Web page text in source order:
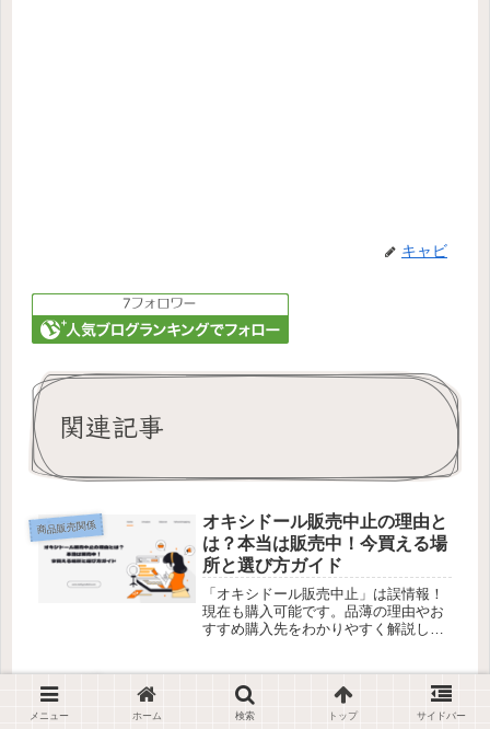
キャビ
関連記事
商品販売関係
オキシドール販売中止の理由と
は？本当は販売中！今買える場
所と選び方ガイド
「オキシドール販売中止」は誤情報！
現在も購入可能です。品薄の理由やお
すすめ購入先をわかりやすく解説しま
商品販売関係
オルビス オフクリーム どこで
売ってる？最安値で買える販売
メニュー ホーム 検索 トップ サイドバー